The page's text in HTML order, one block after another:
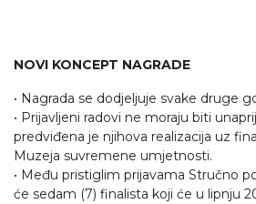
NOVI KONCEPT NAGRADE
• Nagrada se dodjeljuje svake druge
• Prijavljeni radovi ne moraju biti
predviđena je njihova realizacija uz
Muzeja suvremene umjetnosti.
• Među pristiglim prijavama Stručno
će sedam (7) finalista koji će u lipnju